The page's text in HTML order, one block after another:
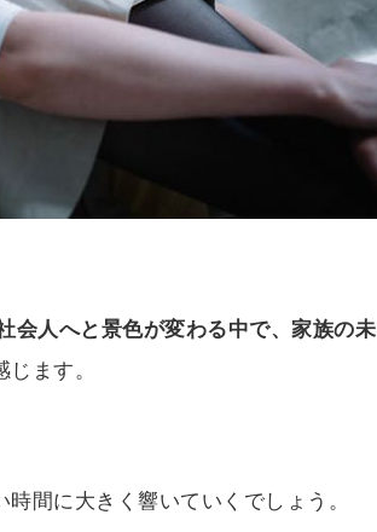
会人へと景色が変わる中で、家族の未
じます。
間に大きく響いていくでしょう。